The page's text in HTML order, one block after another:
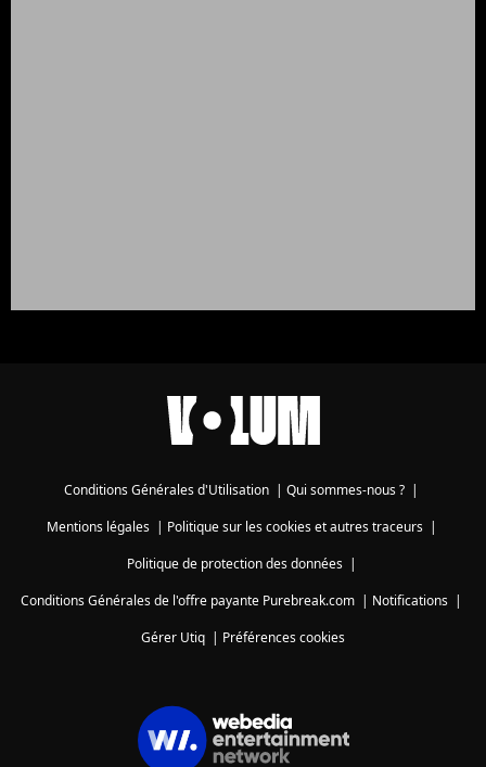
Conditions Générales d'Utilisation | Qui sommes-nous ? |
Mentions légales| Politique sur les cookies et autres traceurs|
Politique de protection des données|
Conditions Générales de l'offre payante Purebreak.com | Notifications |
Gérer Utiq | Préférences cookies